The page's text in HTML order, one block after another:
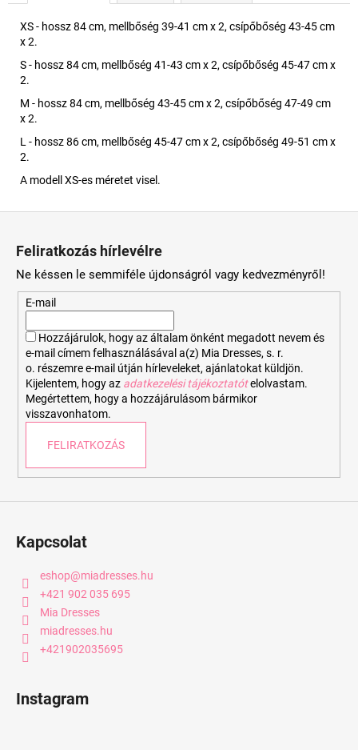
XS - hossz 84 cm, mellbőség 39-41 cm x 2, csípőbőség 43-45 cm
x 2.
S - hossz 84 cm, mellbőség 41-43 cm x 2, csípőbőség 45-47 cm x
2.
M - hossz 84 cm, mellbőség 43-45 cm x 2, csípőbőség 47-49 cm
x 2.
L - hossz 86 cm, mellbőség 45-47 cm x 2, csípőbőség 49-51 cm x
2.
A modell XS-es méretet visel.
Feliratkozás hírlevélre
Ne késsen le semmiféle újdonságról vagy kedvezményről!
E-mail
Hozzájárulok, hogy az általam önként megadott nevem és
e-mail címem felhasználásával a(z) Mia Dresses, s. r.
o. részemre e-mail útján hírleveleket, ajánlatokat küldjön.
Kijelentem, hogy az adatkezelési tájékoztatót elolvastam.
Megértettem, hogy a hozzájárulásom bármikor
visszavonhatom.
FELIRATKOZÁS
Kapcsolat
eshop@miadresses.hu
+421 902 035 695
Mia Dresses
miadresses.hu
+421902035695
Instagram